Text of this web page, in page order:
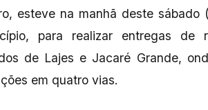
esteve na manhã deste sábado
para realizar entregas de
de Lajes e Jacaré Grande,
em quatro vias.